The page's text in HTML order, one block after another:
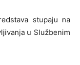
stupaju na
u Službenim